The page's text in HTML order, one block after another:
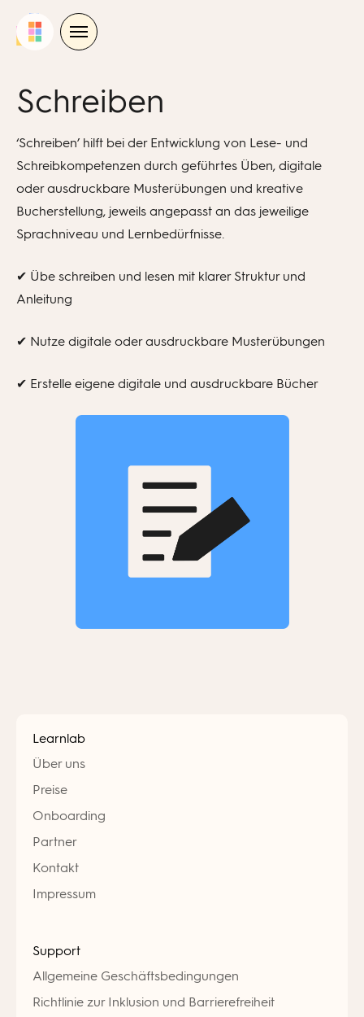
Schreiben
‘Schreiben’ hilft bei der Entwicklung von Lese- und
Schreibkompetenzen durch geführtes Üben, digitale
oder ausdruckbare Musterübungen und kreative
Bucherstellung, jeweils angepasst an das jeweilige
Sprachniveau und Lernbedürfnisse.
✔ Übe schreiben und lesen mit klarer Struktur und
Anleitung
✔ Nutze digitale oder ausdruckbare Musterübungen
✔ Erstelle eigene digitale und ausdruckbare Bücher
Learnlab
Über uns
Preise
Onboarding
Partner
Kontakt
Impressum
Support
Allgemeine Geschäftsbedingungen
Richtlinie zur Inklusion und Barrierefreiheit